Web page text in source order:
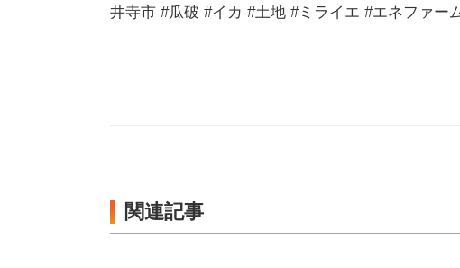
井寺市 #瓜破 #イカ #土地 #ミライエ #エネファー
関連記事